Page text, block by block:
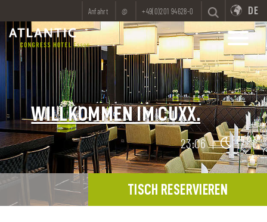
Anfahrt @ +49(0)201 94628-0 DE
WILLKOMMEN IM CUXX.
23:06 | 17 °C
TISCH RESERVIEREN